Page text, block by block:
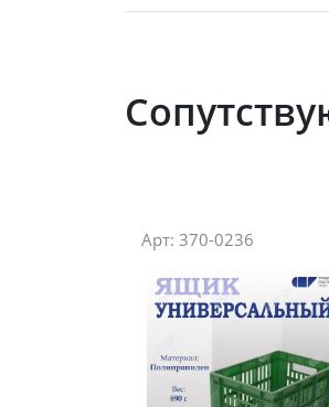
Арт: 370-0236